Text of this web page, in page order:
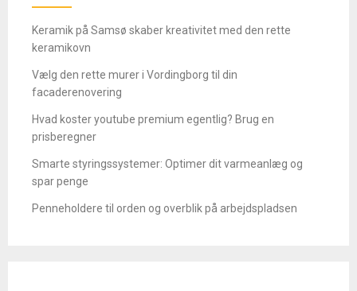
Keramik på Samsø skaber kreativitet med den rette
keramikovn
Vælg den rette murer i Vordingborg til din
facaderenovering
Hvad koster youtube premium egentlig? Brug en
prisberegner
Smarte styringssystemer: Optimer dit varmeanlæg og
spar penge
Penneholdere til orden og overblik på arbejdspladsen